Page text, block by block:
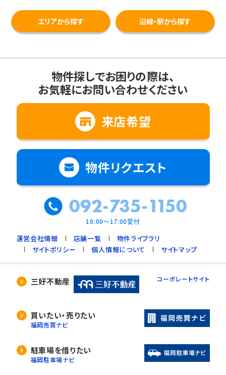
エリアから探す 沿線・駅から探す
物件探しでお困りの際は、
お気軽にお問い合わせください
来店希望
物件リクエスト
092-735-1150
10:00～17:00受付
運営会社情報 店舗一覧
物件ライブラリ
サイトポリシー
個人情報について サイトマップ
三好不動産 コーポレートサイト
買いたい・売りたい
福岡売買ナビ
駐車場を借りたい
福岡駐車場ナビ